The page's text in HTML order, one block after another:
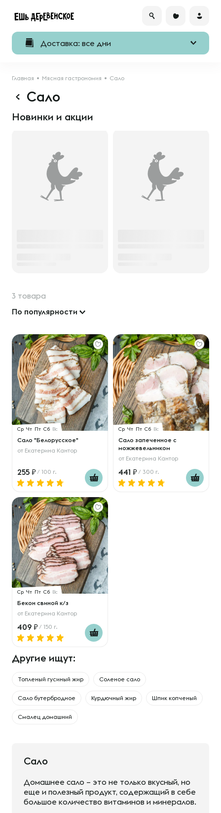
Доставка: все дни
Главная Мясная гастрономия Сало
Сало
Новинки и акции
3 товара
По популярности
Ср Чт Пт Сб Вс
Сало "Белорусское"
от Екатерина Кантор
255 / 100 г.
Ср Чт Пт Сб Вс
Сало запеченное с
можжевельником
от Екатерина Кантор
441 / 300 г.
Ср Чт Пт Сб Вс
Бекон свиной к/з
от Екатерина Кантор
409 / 150 г.
Другие ищут:
Топленый гусиный жир Соленое сало
Сало бутербродное Курдючный жир Шпик копченый
Смалец домашний
Сало
Домашнее сало – это не только вкусный, но
еще и полезный продукт, содержащий в себе
большое количество витаминов и минералов.